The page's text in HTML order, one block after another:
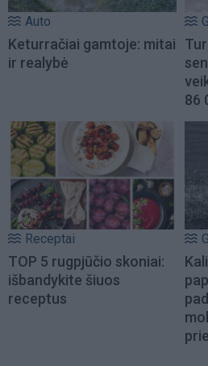
Auto
Keturračiai gamtoje: mitai
ir realybė
86
Receptai
TOP 5 rugpjūčio skoniai:
išbandykite šiuos
receptus